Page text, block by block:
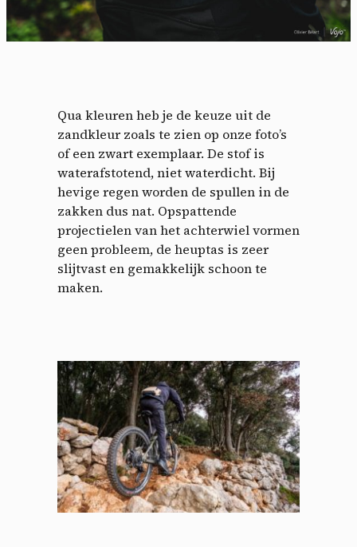
Qua kleuren heb je de keuze uit de
zandkleur zoals te zien op onze foto’s
of een zwart exemplaar. De stof is
waterafstotend, niet waterdicht. Bij
hevige regen worden de spullen in de
zakken dus nat. Opspattende
projectielen van het achterwiel vormen
geen probleem, de heuptas is zeer
slijtvast en gemakkelijk schoon te
maken.